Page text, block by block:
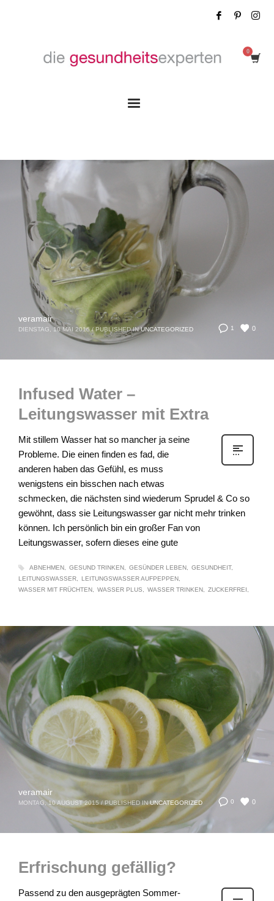
1 0
veramair
DIENSTAG, 10 MAI 2016 / PUBLISHED IN UNCATEGORIZED
Infused Water –
Leitungswasser mit Extra
Mit stillem Wasser hat so mancher ja seine
Probleme. Die einen finden es fad, die
anderen haben das Gefühl, es muss
wenigstens ein bisschen nach etwas
schmecken, die nächsten sind wiederum Sprudel & Co so
gewöhnt, dass sie Leitungswasser gar nicht mehr trinken
können. Ich persönlich bin ein großer Fan von
Leitungswasser, sofern dieses eine gute
ABNEHMEN GESUND TRINKEN GESÜNDER LEBEN
GESUNDHEIT
LEITUNGSWASSER
LEITUNGSWASSER AUFPEPPEN
WASSER MIT FRÜCHTEN
WASSER PLUS WASSER TRINKEN ZUCKERFREI
0 0
veramair
MONTAG, 10 AUGUST 2015 / PUBLISHED IN UNCATEGORIZED
Erfrischung gefällig?
Passend zu den ausgeprägten Sommer-